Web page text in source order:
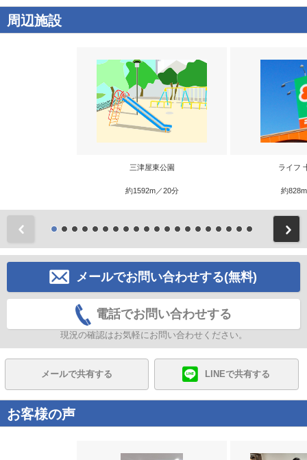
周辺施設
三津屋東公園
約1592m／20分
ライフ
約
メールでお問い合わせする(無料)
電話でお問い合わせする
現況の確認はお気軽にお問い合わせください。
メールで共有する LINEで共有する
お客様の声